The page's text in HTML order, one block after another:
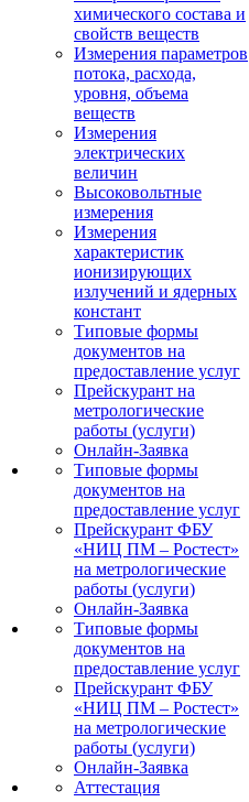
химического состава и
свойств веществ
Измерения параметров
потока, расхода,
уровня, объема
веществ
Измерения
электрических
величин
Высоковольтные
измерения
Измерения
характеристик
ионизирующих
излучений и ядерных
констант
Типовые формы
документов на
предоставление услуг
Прейскурант на
метрологические
работы (услуги)
Онлайн-Заявка
Типовые формы
документов на
предоставление услуг
Прейскурант ФБУ
«НИЦ ПМ – Ростест»
на метрологические
работы (услуги)
Онлайн-Заявка
Типовые формы
документов на
предоставление услуг
Прейскурант ФБУ
«НИЦ ПМ – Ростест»
на метрологические
работы (услуги)
Онлайн-Заявка
Аттестация